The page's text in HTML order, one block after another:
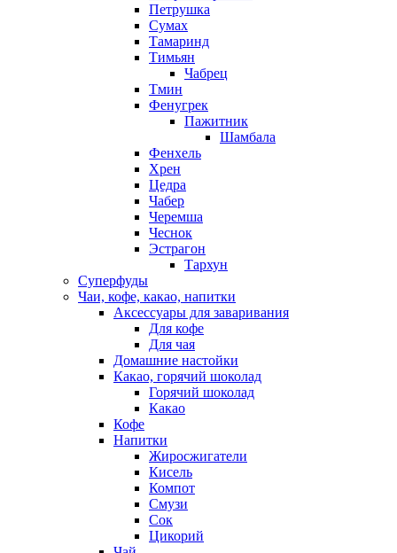
Петрушка
Сумах
Тамаринд
Тимьян
Чабрец
Тмин
Фенугрек
Пажитник
Шамбала
Фенхель
Хрен
Цедра
Чабер
Черемша
Чеснок
Эстрагон
Тархун
Суперфуды
Чаи, кофе, какао, напитки
Аксессуары для заваривания
Для кофе
Для чая
Домашние настойки
Какао, горячий шоколад
Горячий шоколад
Какао
Кофе
Напитки
Жиросжигатели
Кисель
Компот
Смузи
Сок
Цикорий